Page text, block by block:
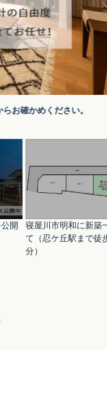
お確かめください。
開
寝屋川市明和に新築
て（忍ケ丘駅まで徒
分）